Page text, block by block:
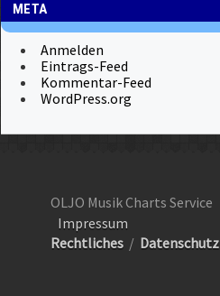
META
Anmelden
Eintrags-Feed
Kommentar-Feed
WordPress.org
OLJO Musik Charts Service
Impressum
Rechtliches / Datenschutz